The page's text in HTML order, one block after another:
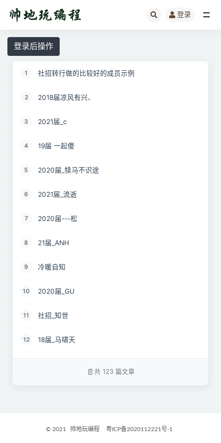
登录
登录后操作
1 社招转行做的比较好的成员示例
2 2018届凉风有兴、
3 2021届_c
4 19届 一起傻
5 2020届_犊马不识途
6 2021届_流逝
7 2020届---松
8 21届_ANH
9 冷暖自知
10 2020届_GU
11 社招_知世
12 18届_马啸天
共 123 篇文章
© 2021 帅地玩编程 粤ICP备2020112221号-1